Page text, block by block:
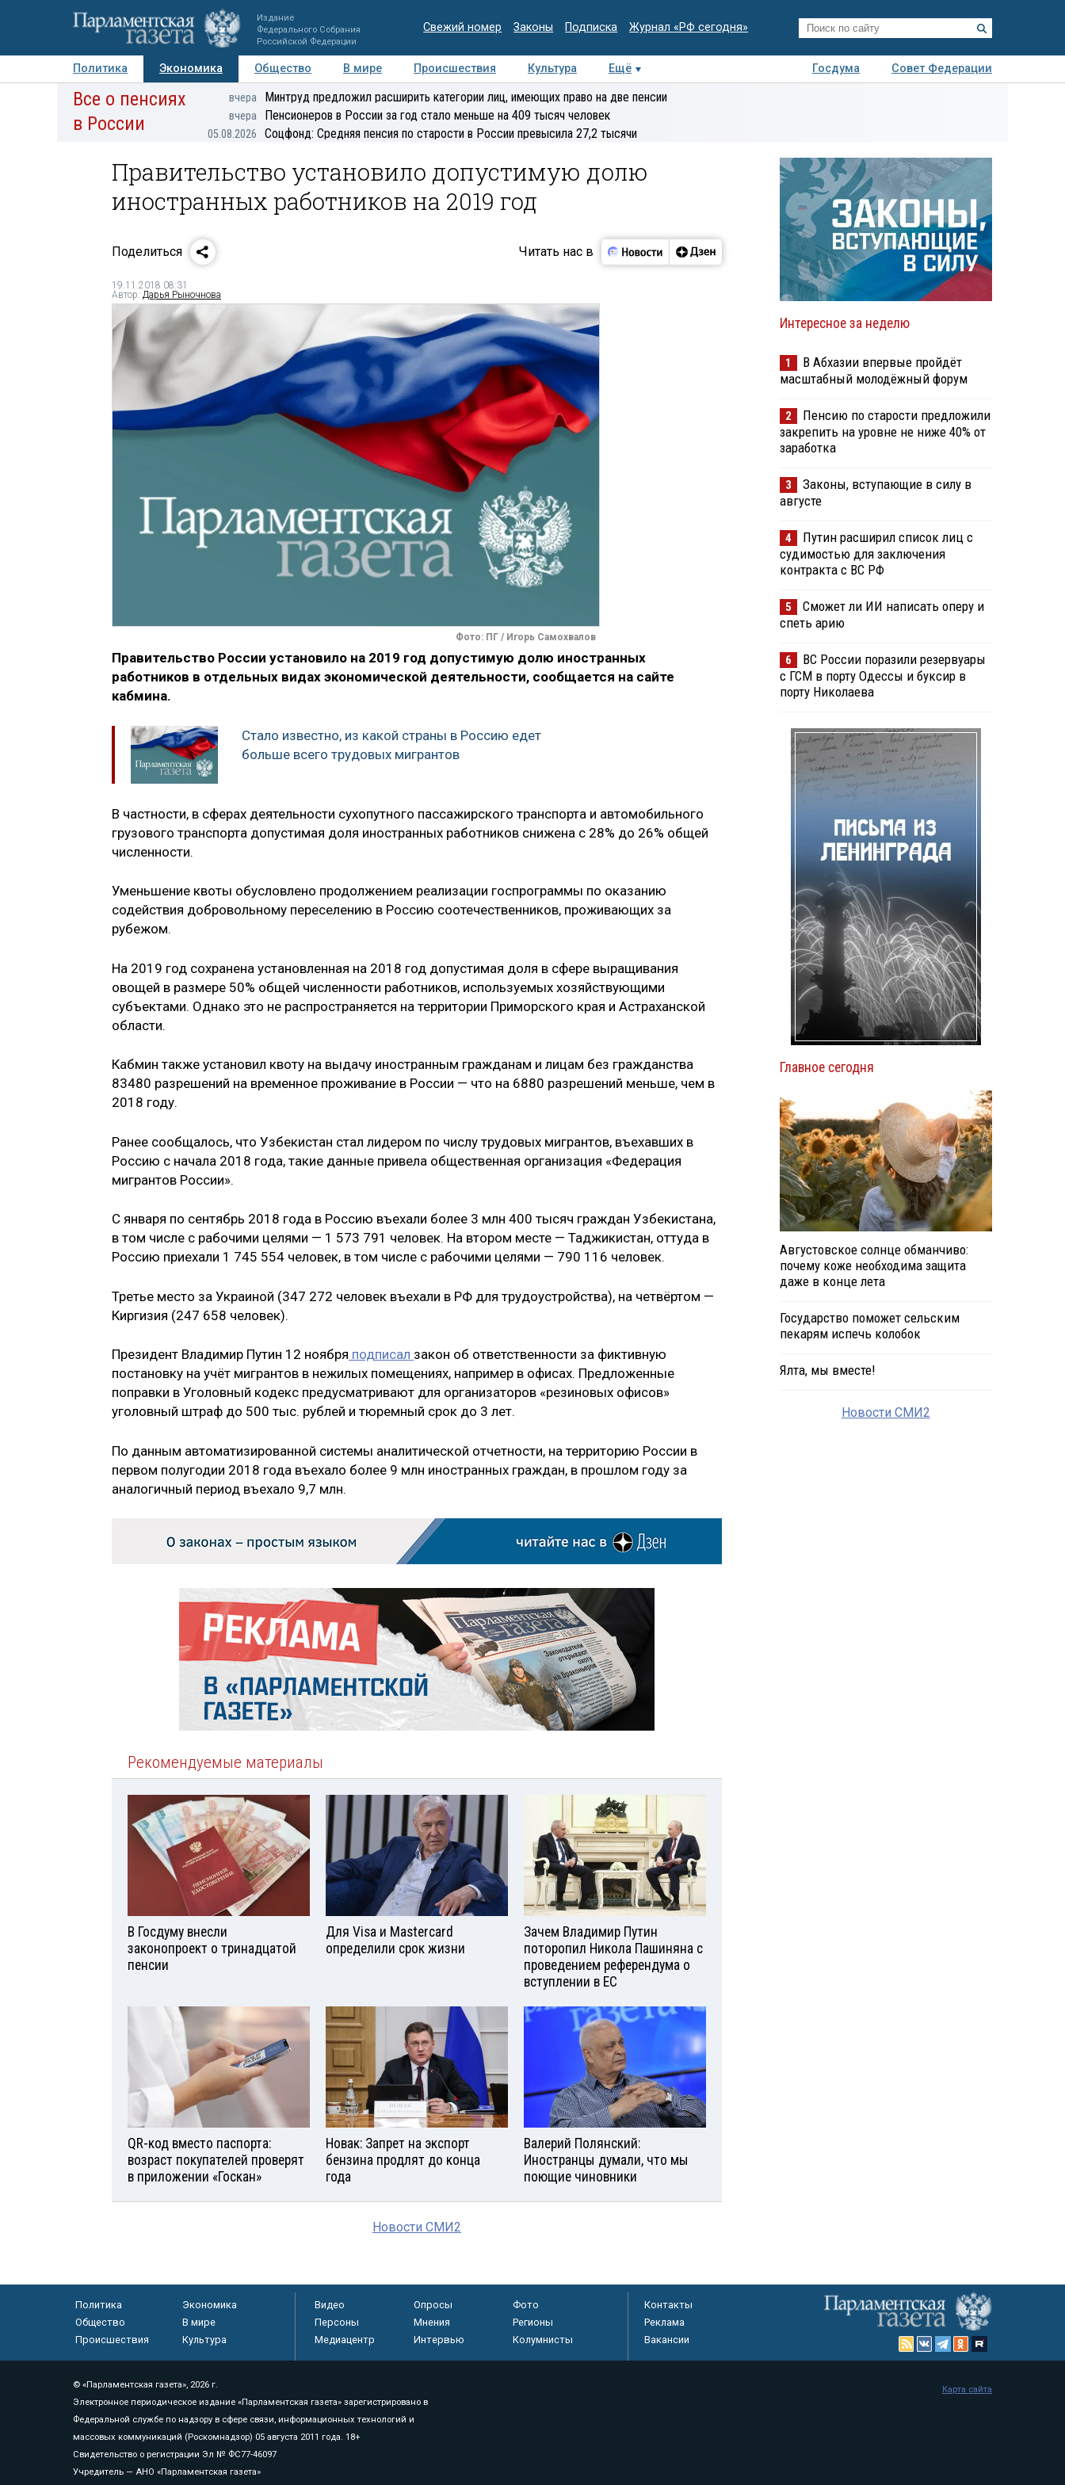
Издание
Федерального Собрания
Российской Федерации
Свежий номер Законы Подписка Журнал «РФ сегодня»
Политика Экономика Общество В мире Происшествия Культура Ещё Госдума
Совет Федерации
Авторы Персоны Мнения Регионы Медиацентр Интервью Колумнисты
Деловая
Все о пенсиях
в России
вчера Минтруд предложил расширить категории лиц, имеющих право на две пенсии
вчера Пенсионеров в России за год стало меньше на 409 тысяч человек
05.08.2026 Соцфонд: Средняя пенсия по старости в России превысила 27,2 тысячи
Правительство установило допустимую долю
иностранных работников на 2019 год
Поделиться Читать нас в
19.11.2018 08:31
Автор: Дарья Рыночнова
Фото: ПГ / Игорь Самохвалов
Правительство России установило на 2019 год допустимую долю иностранных
работников в отдельных видах экономической деятельности, сообщается на сайте
кабмина.
Стало известно, из какой страны в Россию едет
больше всего трудовых мигрантов
В частности, в сферах деятельности сухопутного пассажирского транспорта и автомобильного
грузового транспорта допустимая доля иностранных работников снижена с 28% до 26% общей
численности.
Уменьшение квоты обусловлено продолжением реализации госпрограммы по оказанию
содействия добровольному переселению в Россию соотечественников, проживающих за
рубежом.
На 2019 год сохранена установленная на 2018 год допустимая доля в сфере выращивания
овощей в размере 50% общей численности работников, используемых хозяйствующими
субъектами. Однако это не распространяется на территории Приморского края и Астраханской
области.
Кабмин также установил квоту на выдачу иностранным гражданам и лицам без гражданства
83480 разрешений на временное проживание в России — что на 6880 разрешений меньше, чем в
2018 году.
Ранее сообщалось, что Узбекистан стал лидером по числу трудовых мигрантов, въехавших в
Россию с начала 2018 года, такие данные привела общественная организация «Федерация
мигрантов России».
С января по сентябрь 2018 года в Россию въехали более 3 млн 400 тысяч граждан Узбекистана,
в том числе с рабочими целями — 1 573 791 человек. На втором месте — Таджикистан, оттуда в
Россию приехали 1 745 554 человек, в том числе с рабочими целями — 790 116 человек.
Третье место за Украиной (347 272 человек въехали в РФ для трудоустройства), на четвёртом —
Киргизия (247 658 человек).
Президент Владимир Путин 12 ноября подписал закон об ответственности за фиктивную
постановку на учёт мигрантов в нежилых помещениях, например в офисах. Предложенные
поправки в Уголовный кодекс предусматривают для организаторов «резиновых офисов»
уголовный штраф до 500 тыс. рублей и тюремный срок до 3 лет.
По данным автоматизированной системы аналитической отчетности, на территорию России в
первом полугодии 2018 года въехало более 9 млн иностранных граждан, в прошлом году за
аналогичный период въехало 9,7 млн.
Рекомендуемые материалы
В Госдуму внесли
законопроект о тринадцатой
пенсии
Для Visа и Mastercard
определили срок жизни
Зачем Владимир Путин
поторопил Никола Пашиняна с
проведением референдума о
вступлении в ЕС
QR-код вместо паспорта:
возраст покупателей проверят
в приложении «Госкан»
Новак: Запрет на экспорт
бензина продлят до конца
года
Валерий Полянский:
Иностранцы думали, что мы
поющие чиновники
Новости СМИ2
Интересное за неделю
1
В Абхазии впервые пройдёт
масштабный молодёжный форум
2
Пенсию по старости предложили
закрепить на уровне не ниже 40% от
заработка
3
Законы, вступающие в силу в
августе
4
Путин расширил список лиц с
судимостью для заключения
контракта с ВС РФ
5
Сможет ли ИИ написать оперу и
спеть арию
6
ВС России поразили резервуары
с ГСМ в порту Одессы и буксир в
порту Николаева
Главное сегодня
Августовское солнце обманчиво:
почему коже необходима защита
даже в конце лета
Государство поможет сельским
пекарям испечь колобок
Ялта, мы вместе!
Новости СМИ2
Политика
Экономика
Общество
В мире
Происшествия
Культура
Видео Опросы
Фото
Персоны
Мнения
Регионы
Медиацентр
Интервью Колумнисты
Контакты
Реклама
Вакансии
© «Парламентская газета», 2026 г.
Электронное периодическое издание «Парламентская газета» зарегистрировано в
Федеральной службе по надзору в сфере связи, информационных технологий и
массовых коммуникаций (Роскомнадзор) 05 августа 2011 года. 18+
Свидетельство о регистрации Эл № ФС77-46097
Учредитель — АНО «Парламентская газета»
Карта сайта